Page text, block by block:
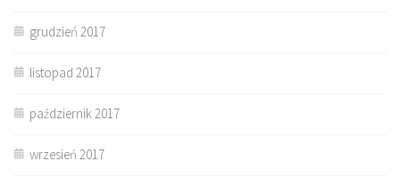
grudzień 2017
listopad 2017
październik 2017
wrzesień 2017